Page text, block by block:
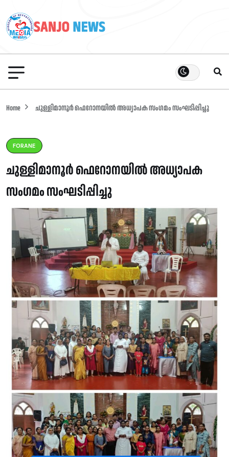
Home ചുള്ളിമാനൂർ ഫെറോനയിൽ അധ്യാപക സംഗമം സംഘടിപ്പിച്ചു
FORANE
ചുള്ളിമാനൂർ ഫെറോനയിൽ അധ്യാപക
സംഗമം സംഘടിപ്പിച്ചു